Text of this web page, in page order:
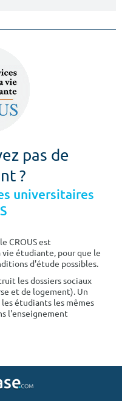
pas de
?
universitaires
CROUS est
étudiante, pour que le
d'étude possibles.
les dossiers sociaux
et de logement). Un
étudiants les mêmes
l'enseignement